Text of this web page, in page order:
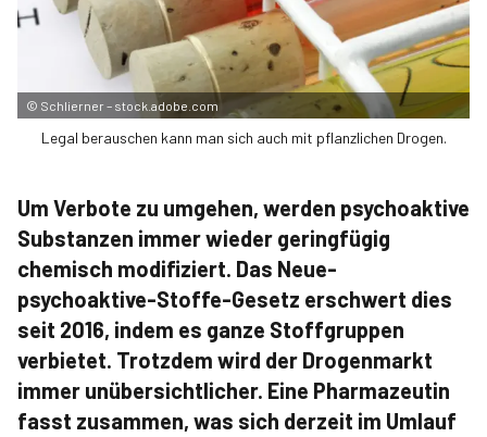
© Schlierner – stock.adobe.com
Legal berauschen kann man sich auch mit pflanzlichen Drogen.
Um Verbote zu umgehen, werden psychoaktive
Substanzen immer wieder geringfügig
chemisch modifiziert. Das Neue-
psychoaktive-Stoffe-Gesetz erschwert dies
seit 2016, indem es ganze Stoffgruppen
verbietet. Trotzdem wird der Drogenmarkt
immer unübersichtlicher. Eine Pharmazeutin
fasst zusammen, was sich derzeit im Umlauf